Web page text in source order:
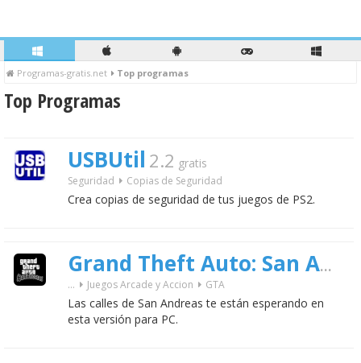
Programas-gratis.net Top programas
Top Programas
USBUtil 2.2 gratis
Seguridad Copias de Seguridad
Crea copias de seguridad de tus juegos de PS2.
Grand Theft Auto: San Andreas
... Juegos Arcade y Accion GTA
Las calles de San Andreas te están esperando en
esta versión para PC.